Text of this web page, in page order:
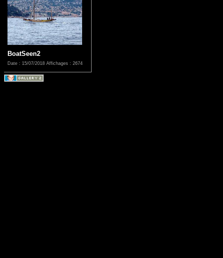
BoatSeen2
Date : 15/07/2018 Affichages : 2674